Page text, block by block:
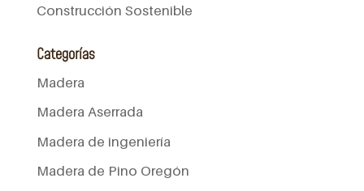
Construcción Sostenible
Categorías
Madera
Madera Aserrada
Madera de ingeniería
Madera de Pino Oregón